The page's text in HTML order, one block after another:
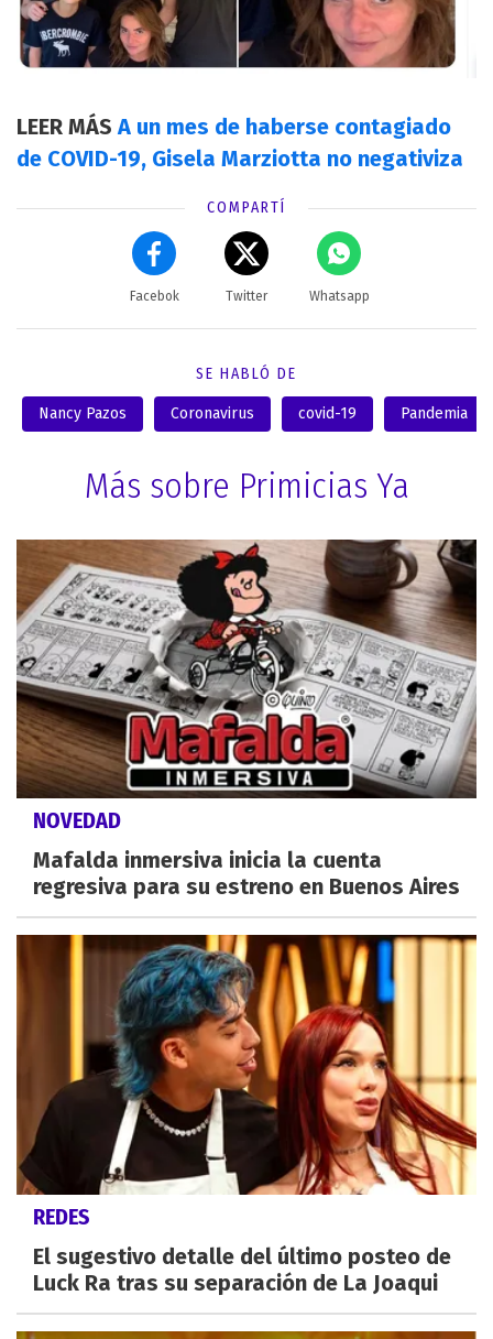
LEER MÁSA un mes de haberse contagiado
de COVID-19, Gisela Marziotta no negativiza
COMPARTÍ
Facebok Twitter Whatsapp
SE HABLÓ DE
Nancy Pazos Coronavirus covid-19 Pandemia
Más sobre Primicias Ya
NOVEDAD
Mafalda inmersiva inicia la cuenta
regresiva para su estreno en Buenos Aires
REDES
El sugestivo detalle del último posteo de
Luck Ra tras su separación de La Joaqui